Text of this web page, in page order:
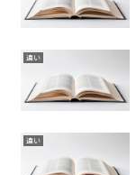
違い
違い